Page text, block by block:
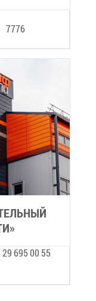
7776
695 00 55